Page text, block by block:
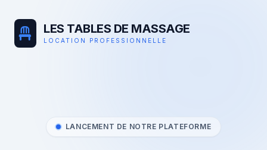
LES TABLES DE MASSAGE
LOCATION PROFESSIONNELLE
LANCEMENT DE NOTRE PLATEFORME